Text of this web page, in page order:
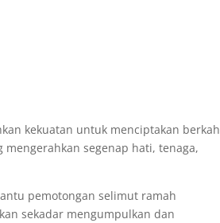
kekuatan untuk menciptakan berkah
segenap hati, tenaga,
pemotongan selimut ramah
sekadar mengumpulkan dan